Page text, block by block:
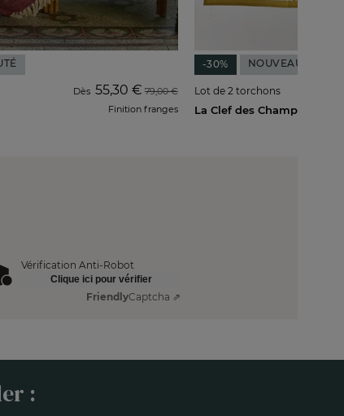
Dès 55,30 € 79,00 €
Finition franges
-30% NOUVEAUTÉ
Lot de 2 torchons
La Clef des Champs
Vérification Anti-Robot
Clique ici pour vérifier
FriendlyCaptcha ⇗
: